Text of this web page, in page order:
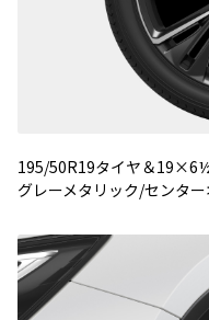
195/50R19タイヤ＆
グレーメタリック/センター